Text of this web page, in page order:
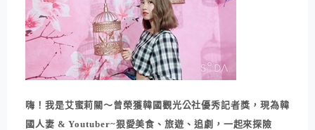
嗨！我是艾蜜莉關～曾榮獲韓國觀光公社優秀記者獎，現為韓
國人妻 & Youtuber~狠愛美食、旅遊、追劇，一起來探險